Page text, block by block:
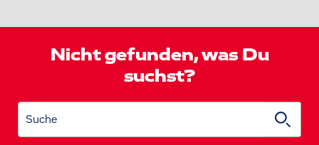
Nicht gefunden, was Du
suchst?
Suche